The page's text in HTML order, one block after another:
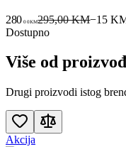
280 00KM295,00 KM−15
Dostupno
Više od
Drugi proizvodi istog
Akcija